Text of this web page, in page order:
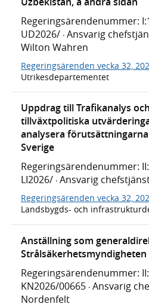
Regeringsärendenummer:
UD2026/ · Ansvarig
Wilton Wahren
Regeringsärenden vecka 32,
Utrikesdepartementet
Uppdrag till Trafikanalys
tillväxtpolitiska
analysera
Sverige
Regeringsärendenummer:
LI2026/ · Ansvarig
Regeringsärenden vecka 32,
Landsbygds- och
Anställning som
Strålsäkerhetsmyndigheten
Regeringsärendenummer:
KN2026/00665 · Ansvarig
Nordenfelt